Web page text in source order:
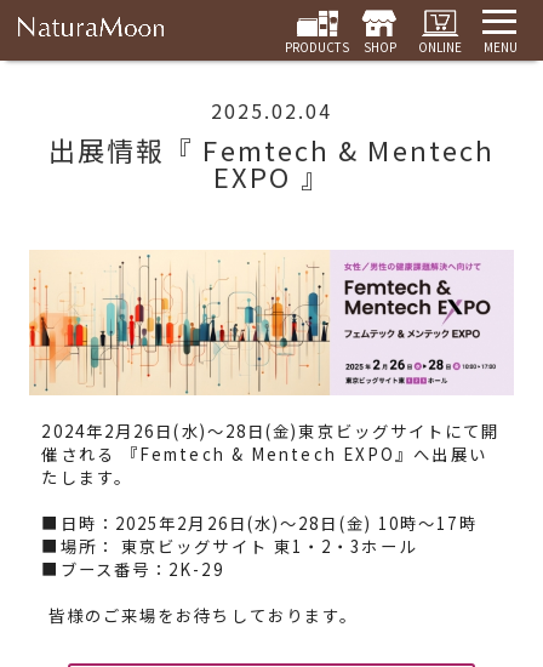
PRODUCTS SHOP ONLINE MENU
2025.02.04
出展情報『 Femtech & Mentech
EXPO 』
2024年2月26日(水)〜28日(金)東京ビッグサイトにて開
催される 『Femtech & Mentech EXPO』へ出展い
たします。
■日時：2025年2月26日(水)〜28日(金) 10時〜17時
■場所： 東京ビッグサイト 東1・2・3ホール
■ブース番号：2K-29
皆様のご来場をお待ちしております。